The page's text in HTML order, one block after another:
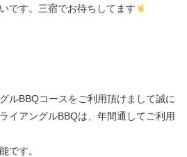
です。三宿でお待ちしてます
ルBBQコースをご利用頂けまして誠に
イアングルBBQは、年間通してご利用
です。